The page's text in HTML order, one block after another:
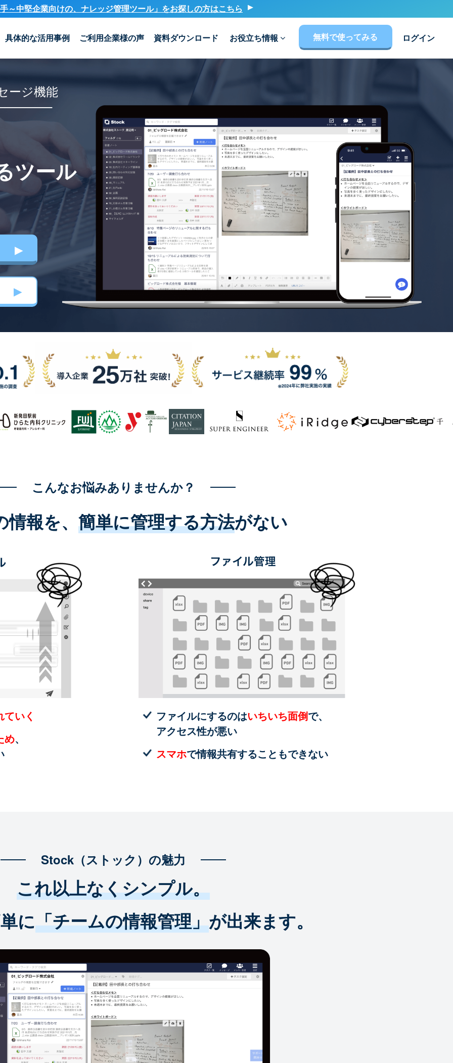
～中堅企業向けの、ナレッジ管理ツール」をお探しの方はこちら
具体的な活用事例 ご利用企業様の声 資料ダウンロード お役立ち情報 無料で使ってみる ログイン
ージ機能
ツール
こんなお悩みありませんか？
報を、 簡単に管理する方法がない
いく
め、
ファイルにするのはいちいち面倒で、
アクセス性が悪い
スマホで情報共有することもできない
Stock（ストック）の魅力
これ以上なくシンプル。
に「チームの情報管理」が出来ます。